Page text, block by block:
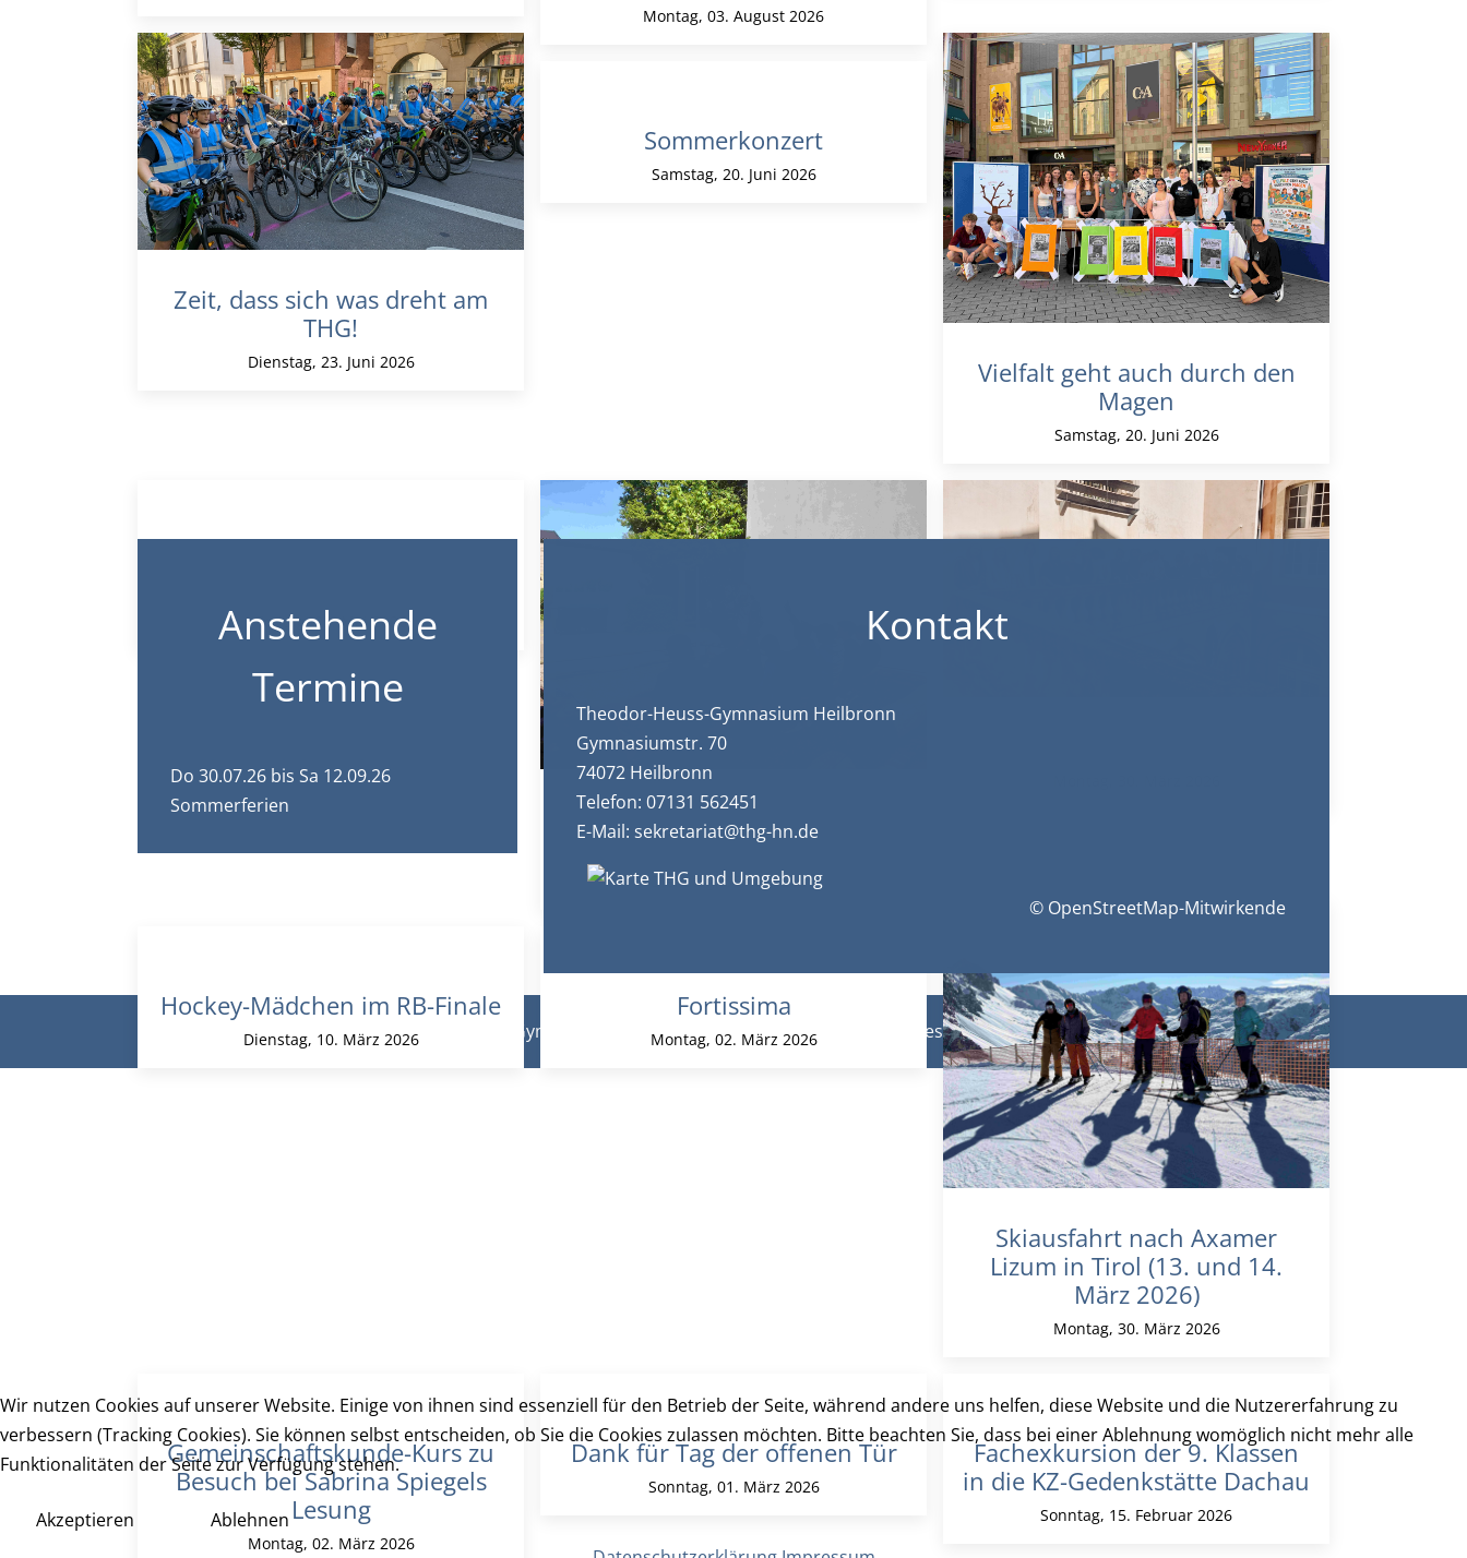
Montag, 03. August 2026
Zeit, dass sich was dreht am
THG!
Dienstag, 23. Juni 2026
Vielfalt geht auch durch den
Magen
Samstag, 20. Juni 2026
Sommerkonzert
Samstag, 20. Juni 2026
Freitag, 29. Mai 2026
Wandernde Bildungsbäume zu
Gast am THG
Dienstag, 05. Mai 2026
Skiausfahrt nach Axamer
Lizum in Tirol (13. und 14.
März 2026)
Montag, 30. März 2026
Hockey-Mädchen im RB-Finale
Dienstag, 10. März 2026
Fortissima
Montag, 02. März 2026
Gemeinschaftskunde-Kurs zu
Besuch bei Sabrina Spiegels
Lesung
Montag, 02. März 2026
Dank für Tag der offenen Tür
Sonntag, 01. März 2026
Fachexkursion der 9. Klassen
in die KZ-Gedenkstätte Dachau
Sonntag, 15. Februar 2026
Anstehende
Termine
Do 30.07.26 bis Sa 12.09.26
Sommerferien
Kontakt
Theodor-Heuss-Gymnasium Heilbronn
Gymnasiumstr. 70
74072 Heilbronn
Telefon: 07131 562451
E-Mail: sekretariat@thg-hn.de
© OpenStreetMap-Mitwirkende
© Theodor-Heuss-Gymnasium Heilbronn 2026 |Datenschutz Impressum|Login/Logout
Wir nutzen Cookies auf unserer Website. Einige von ihnen sind essenziell für den Betrieb der Seite, während andere uns helfen, diese Website und die Nutzererfahrung zu
verbessern (Tracking Cookies). Sie können selbst entscheiden, ob Sie die Cookies zulassen möchten. Bitte beachten Sie, dass bei einer Ablehnung womöglich nicht mehr alle
Funktionalitäten der Seite zur Verfügung stehen.
Akzeptieren
Ablehnen